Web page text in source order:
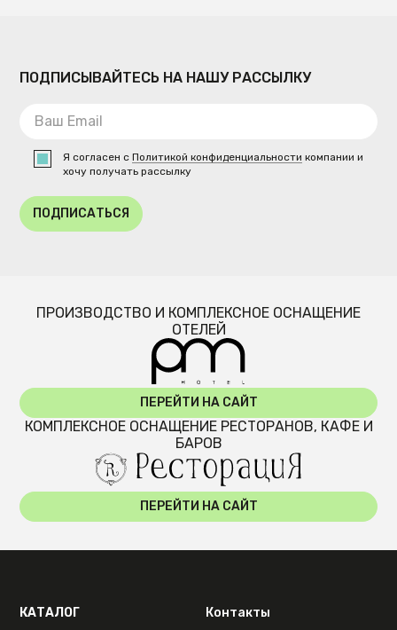
ПОДПИСЫВАЙТЕСЬ НА НАШУ РАССЫЛКУ
Я согласен сПолитикой конфиденциальности компании и
хочу получать рассылку
ПОДПИСАТЬСЯ
ПРОИЗВОДСТВО И КОМПЛЕКСНОЕ ОСНАЩЕНИЕ
ОТЕЛЕЙ
ПЕРЕЙТИ НА САЙТ
КОМПЛЕКСНОЕ ОСНАЩЕНИЕ РЕСТОРАНОВ, КАФЕ И
БАРОВ
ПЕРЕЙТИ НА САЙТ
КАТАЛОГ
Контакты